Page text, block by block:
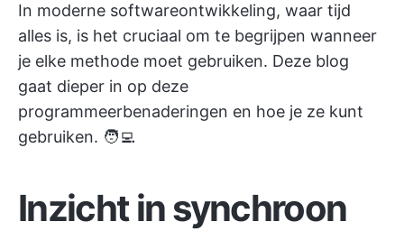
In moderne softwareontwikkeling, waar tijd
alles is, is het cruciaal om te begrijpen wanneer
je elke methode moet gebruiken. Deze blog
gaat dieper in op deze
programmeerbenaderingen en hoe je ze kunt
gebruiken. 🧑‍💻
Inzicht in synchroon